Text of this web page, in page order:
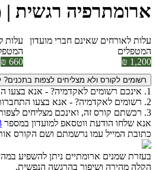
ארומתרפיה רגשית |
עלות לאורחים שאינם חברי מועדון
המטפלים
1,200 ₪
עלות
660 ₪
רשומים לקורס ולא מצליחים לצפות בתכנים?
1. אינכם רשומים לאקדמיה? - אנא בצעו הרשמה.
2. רשומים לאקדמיה? - אנא בצעו התחברות עם אימייל וסיסמא.
3. רכשתם קורס זה, ואינכם מצליחים לצפות בתכנים?
אנא שלחו הודעת ווטסאפ למועדון במספר
כתובת המייל עמו נרשמתם ושם הקורס
בעזרת שמנים ארומתיים ניתן להשפיע
הקלה מהירה ושיפור בהרגשה הנפשית.